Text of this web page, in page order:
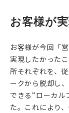
お客様が
お客様が今回「
実現したかった
所それぞれを、
ークから脱却し
できる“ローカル
た。これにより